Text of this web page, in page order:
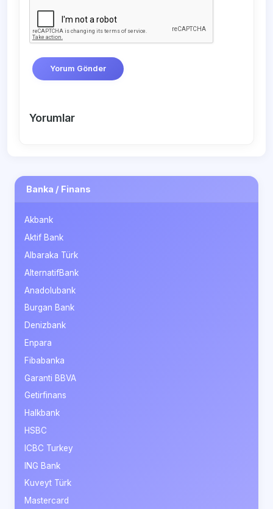
Yorum Gönder
Yorumlar
Banka / Finans
Akbank
Aktif Bank
Albaraka Türk
AlternatifBank
Anadolubank
Burgan Bank
Denizbank
Enpara
Fibabanka
Garanti BBVA
Getirfinans
Halkbank
HSBC
ICBC Turkey
ING Bank
Kuveyt Türk
Mastercard